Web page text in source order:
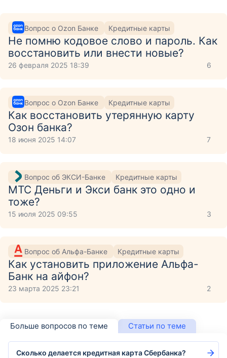
Вопрос о Ozon Банке Кредитные карты
Не помню кодовое слово и пароль. Как
восстановить или внести новые?
26 февраля 2025 18:39 6
Вопрос о Ozon Банке Кредитные карты
Как восстановить утерянную карту
Озон банка?
18 июня 2025 14:07 7
Вопрос об ЭКСИ-Банке Кредитные карты
МТС Деньги и Экси банк это одно и
тоже?
15 июля 2025 09:55 3
Вопрос об Альфа-Банке Кредитные карты
Как установить приложение Aльфа-
Банк на айфон?
23 марта 2025 23:21 2
Больше вопросов по теме Статьи по теме
Сколько делается кредитная карта Сбербанка?